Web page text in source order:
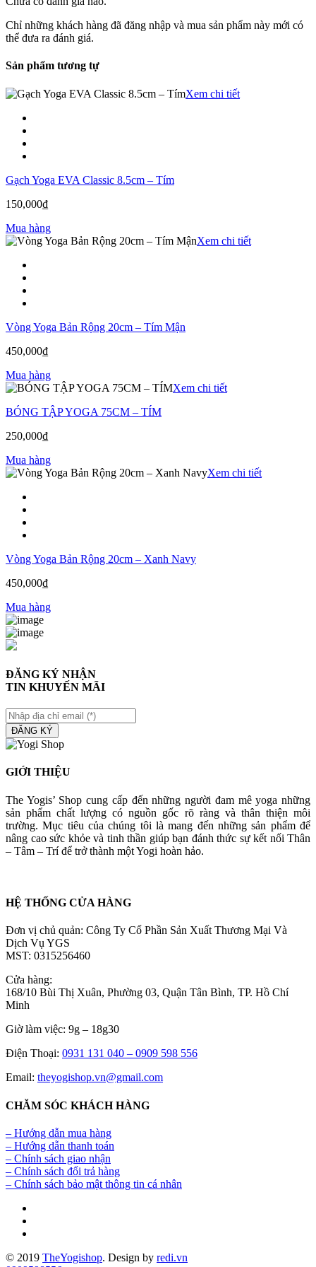
Chỉ những khách hàng đã đăng nhập và mua sản phẩm này mới có
thể đưa ra đánh giá.
Sản phẩm tương tự
Xem chi tiết
Gạch Yoga EVA Classic 8.5cm – Tím
150,000₫
Mua hàng
Xem chi tiết
Vòng Yoga Bản Rộng 20cm – Tím Mận
450,000₫
Mua hàng
Xem chi tiết
BÓNG TẬP YOGA 75CM – TÍM
250,000₫
Mua hàng
Xem chi tiết
Vòng Yoga Bản Rộng 20cm – Xanh Navy
450,000₫
Mua hàng
ĐĂNG KÝ NHẬN
TIN KHUYẾN MÃI
ĐĂNG KÝ
GIỚI THIỆU
The Yogis’ Shop cung cấp đến những người đam mê yoga những
sản phẩm chất lượng có nguồn gốc rõ ràng và thân thiện môi
trường. Mục tiêu của chúng tôi là mang đến những sản phẩm để
nâng cao sức khỏe và tinh thần giúp bạn đánh thức sự kết nối Thân
– Tâm – Trí để trở thành một Yogi hoàn hảo.
HỆ THỐNG CỬA HÀNG
Đơn vị chủ quản: Công Ty Cổ Phần Sản Xuất Thương Mại Và
Dịch Vụ YGS
MST: 0315256460
Cửa hàng:
168/10 Bùi Thị Xuân, Phường 03, Quận Tân Bình, TP. Hồ Chí
Minh
Giờ làm việc: 9g – 18g30
Điện Thoại: 0931 131 040 – 0909 598 556
Email: theyogishop.vn@gmail.com
CHĂM SÓC KHÁCH HÀNG
– Hướng dẫn mua hàng
– Hướng dẫn thanh toán
– Chính sách giao nhận
– Chính sách đổi trả hàng
– Chính sách bảo mật thông tin cá nhân
© 2019 TheYogishop. Design by redi.vn